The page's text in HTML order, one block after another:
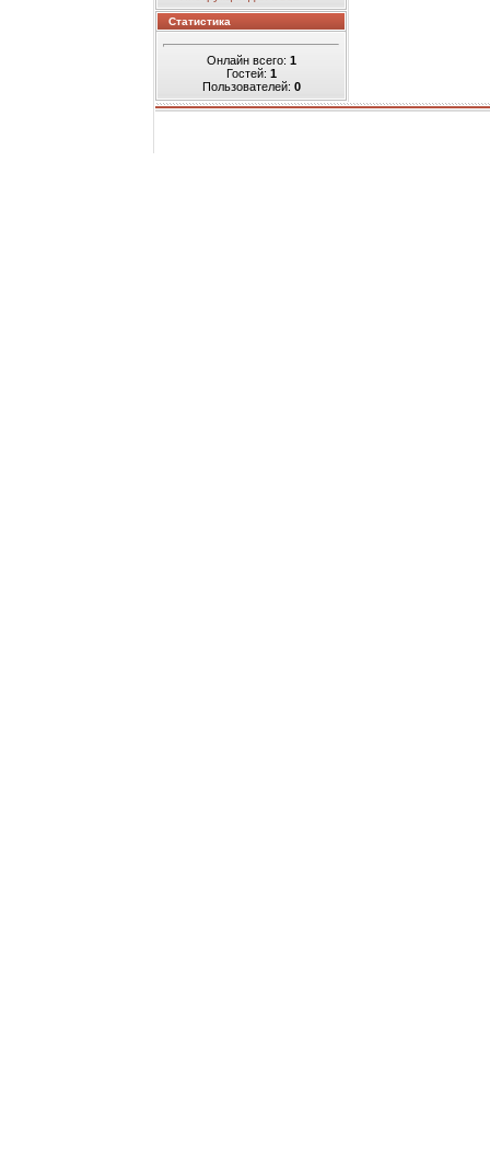
Статистика
Онлайн всего: 1
Гостей: 1
Пользователей: 0